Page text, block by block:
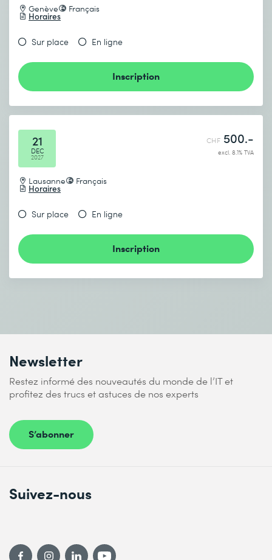
Genève Français
Horaires
Sur place En ligne
Inscription
21
DEC
2027
Lausanne Français
Horaires
CHF 500.-
excl. 8.1% TVA
Sur place En ligne
Inscription
Newsletter
Restez informé des nouveautés du monde de l’IT et
profitez des trucs et astuces de nos experts
S’abonner
Suivez-nous